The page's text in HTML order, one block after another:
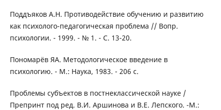
Поддъяков А.Н. Противодействие обучению и развитию
как психолого-педагогическая проблема // Вопр.
психологии. - 1999. - № 1. - С. 13-20.
Пономарёв ЯА. Методологическое введение в
психологию. - М.: Наука, 1983. - 206 с.
Проблемы субъектов в постнеклассической науке /
Препринт под ред. В.И. Аршинова и В.Е. Лепского. -М.: